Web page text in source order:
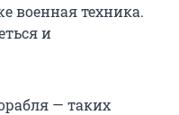
военная техника.
и
— таких